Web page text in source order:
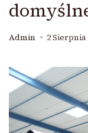
Admin 2 Sierpnia